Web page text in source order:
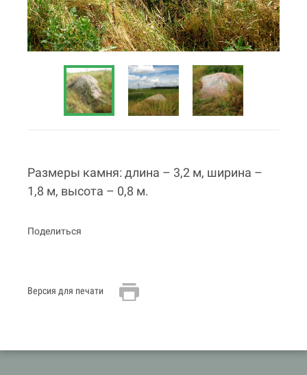
Размеры камня: длина – 3,2 м, ширина –
1,8 м, высота – 0,8 м.
Поделиться
Версия для печати